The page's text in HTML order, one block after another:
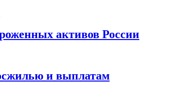
активов России
и выплатам